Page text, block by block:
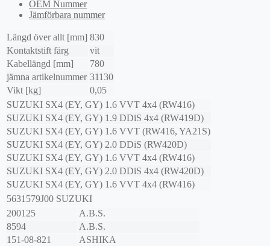
OEM Nummer
Jämförbara nummer
Längd över allt [mm] 830
Kontaktstift färg
vit
Kabellängd [mm]
780
jämna artikelnummer 31130
Vikt [kg]
0,05
SUZUKI SX4 (EY, GY) 1.6 VVT 4x4 (RW416)
SUZUKI SX4 (EY, GY) 1.9 DDiS 4x4 (RW419D)
SUZUKI SX4 (EY, GY) 1.6 VVT (RW416, YA21S)
SUZUKI SX4 (EY, GY) 2.0 DDiS (RW420D)
SUZUKI SX4 (EY, GY) 1.6 VVT 4x4 (RW416)
SUZUKI SX4 (EY, GY) 2.0 DDiS 4x4 (RW420D)
SUZUKI SX4 (EY, GY) 1.6 VVT 4x4 (RW416)
5631579J00 SUZUKI
200125
A.B.S.
8594
A.B.S.
151-08-821
ASHIKA